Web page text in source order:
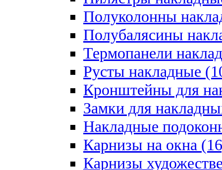
Полуколонны
Полубалясины
Термопанели
Русты накладные
Кронштейны для
Замки для
Накладные
Карнизы на окна
Карнизы